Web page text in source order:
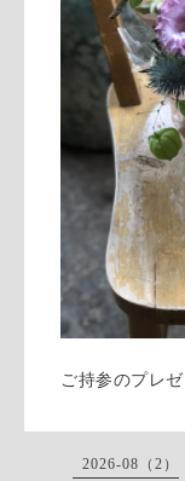
ご持参のプレ
2026-08（2）